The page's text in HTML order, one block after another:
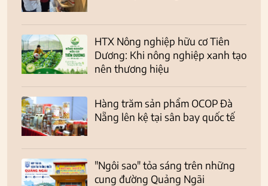
HTX Nông nghiệp hữu cơ Tiên
Dương: Khi nông nghiệp xanh tạo
nên thương hiệu
Hàng trăm sản phẩm OCOP Đà
Nẵng lên kệ tại sân bay quốc tế
"Ngôi sao" tỏa sáng trên những
cung đường Quảng Ngãi